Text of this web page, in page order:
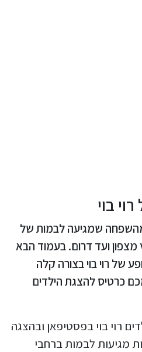
בוי
מהשפחה שמגיעה לבמות של
מצפון ועד דרום. בעמוד הבא
של רוי בוי בצורה קלה
כרטיס להצגת הילדים
רוי בוי בפסטיפאן ובהצגה
מגיעות לבמות ברחבי